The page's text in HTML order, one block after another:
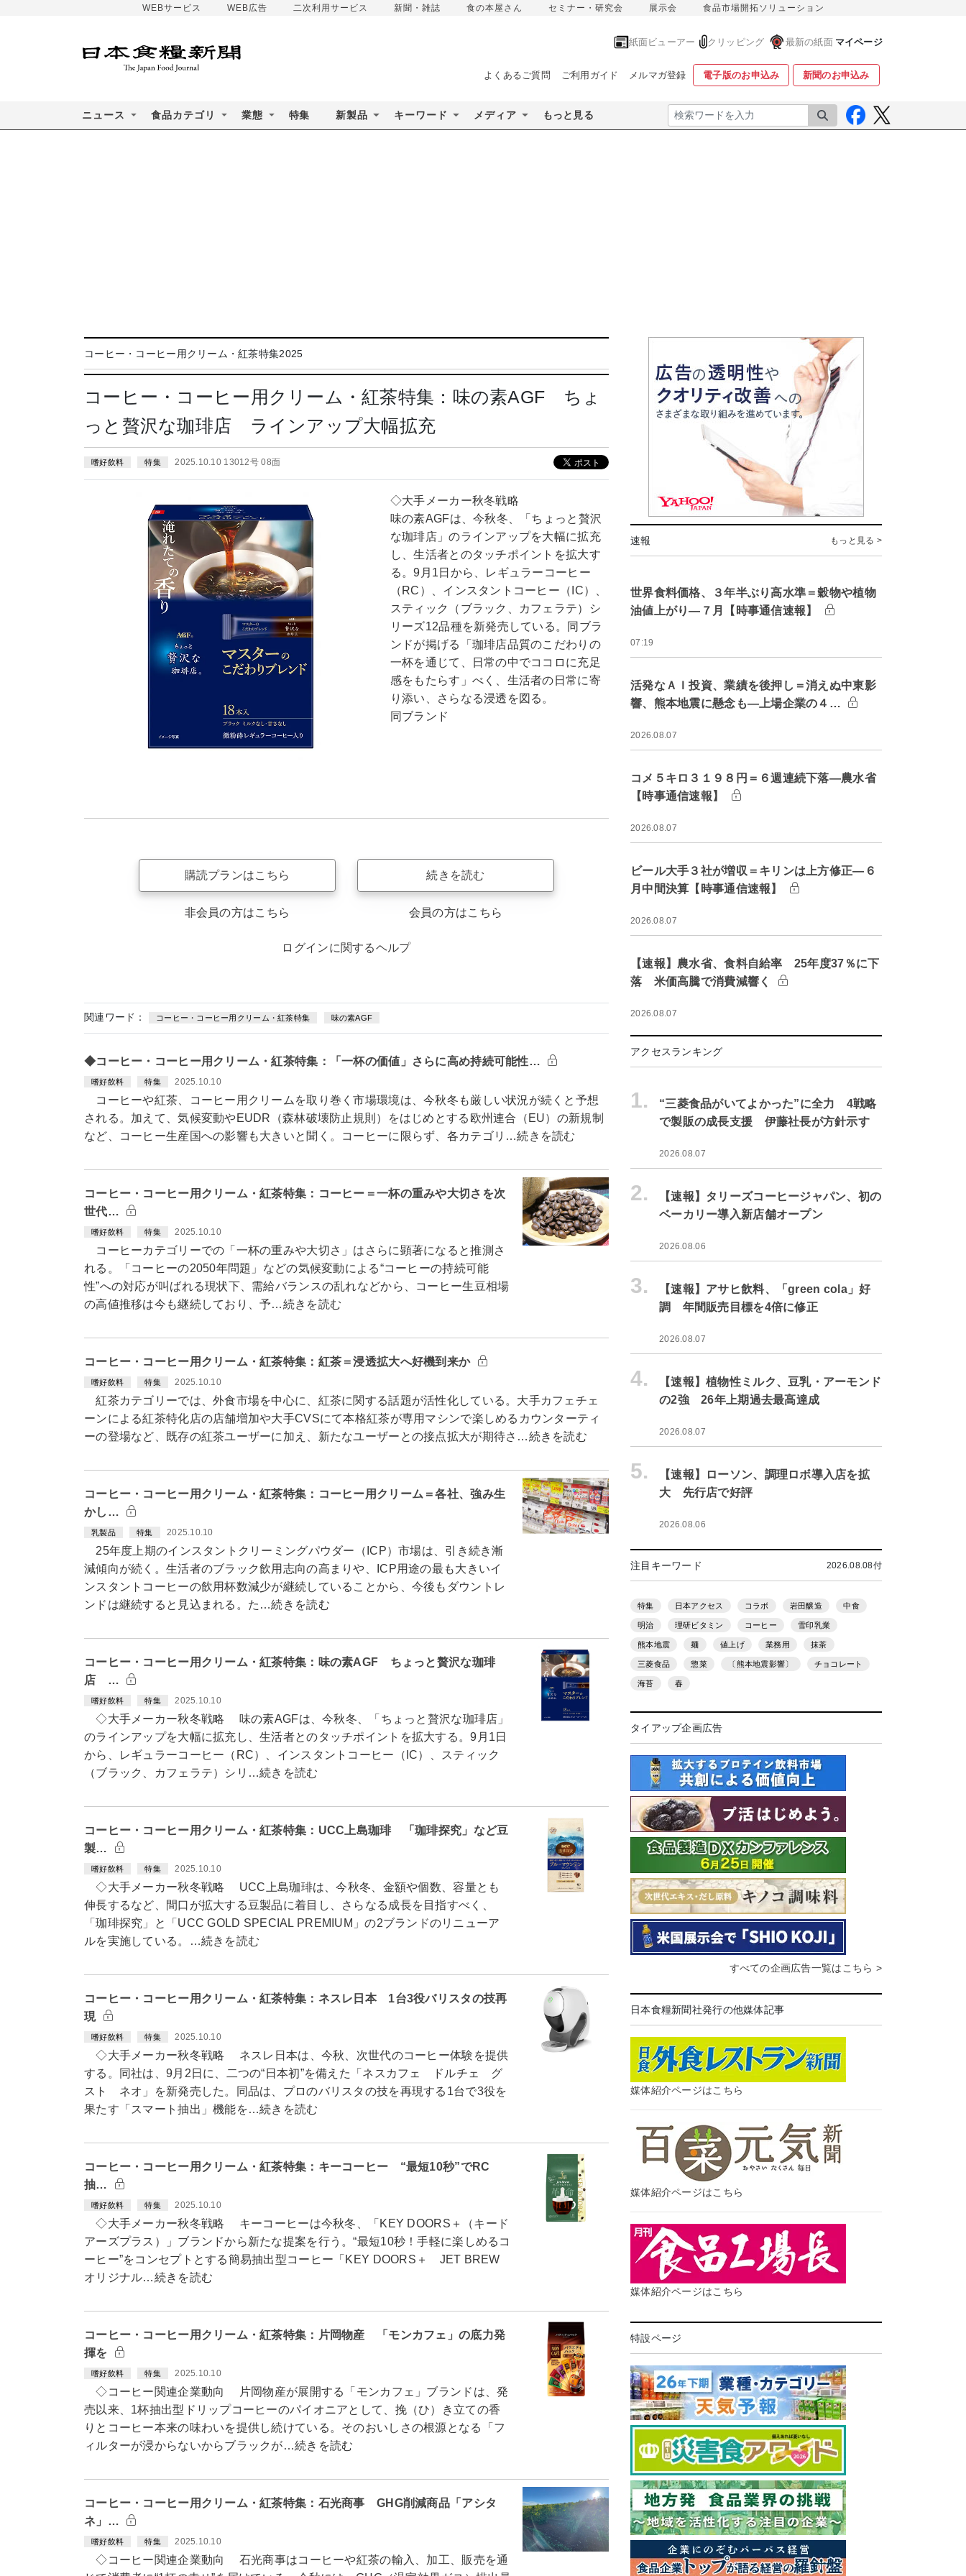
WEBサービス WEB広告 二次利用サービス 新聞・雑誌 食の本屋さん セミナー・研究会 展示会 食品市場開拓ソリューション
紙面ビューアー クリッピング 最新の紙面 マイページ
よくあるご質問 ご利用ガイド メルマガ登録 電子版のお申込み 新聞のお申込み
ニュース 食品カテゴリ 業態 特集 新製品 キーワード メディア もっと見る 検索
コーヒー・コーヒー用クリーム・紅茶特集2025
コーヒー・コーヒー用クリーム・紅茶特集：味の素AGF ちょ
っと贅沢な珈琲店 ラインアップ大幅拡充
嗜好飲料 特集 2025.10.10 13012号 08面
◇大手メーカー秋冬戦略
味の素AGFは、今秋冬、「ちょっと贅沢
な珈琲店」のラインアップを大幅に拡充
し、生活者とのタッチポイントを拡大す
る。9月1日から、レギュラーコーヒー
（RC）、インスタントコーヒー（IC）、
スティック（ブラック、カフェラテ）シ
リーズ12品種を新発売している。同ブラ
ンドが掲げる「珈琲店品質のこだわりの
一杯を通じて、日常の中でココロに充足
感をもたらす」べく、生活者の日常に寄
り添い、さらなる浸透を図る。
同ブランド
購読プランはこちら
非会員の方はこちら
続きを読む
会員の方はこちら
ログインに関するヘルプ
関連ワード： コーヒー・コーヒー用クリーム・紅茶特集 味の素AGF
◆コーヒー・コーヒー用クリーム・紅茶特集：「一杯の価値」さらに高め持続可能性…
嗜好飲料 特集 2025.10.10
コーヒーや紅茶、コーヒー用クリームを取り巻く市場環境は、今秋冬も厳しい状況が続くと予想
される。加えて、気候変動やEUDR（森林破壊防止規則）をはじめとする欧州連合（EU）の新規制
など、コーヒー生産国への影響も大きいと聞く。コーヒーに限らず、各カテゴリ…続きを読む
コーヒー・コーヒー用クリーム・紅茶特集：コーヒー＝一杯の重みや大切さを次
世代…
嗜好飲料 特集 2025.10.10
コーヒーカテゴリーでの「一杯の重みや大切さ」はさらに顕著になると推測さ
れる。「コーヒーの2050年問題」などの気候変動による“コーヒーの持続可能
性”への対応が叫ばれる現状下、需給バランスの乱れなどから、コーヒー生豆相場
の高値推移は今も継続しており、予…続きを読む
コーヒー・コーヒー用クリーム・紅茶特集：紅茶＝浸透拡大へ好機到来か
嗜好飲料 特集 2025.10.10
紅茶カテゴリーでは、外食市場を中心に、紅茶に関する話題が活性化している。大手カフェチェ
ーンによる紅茶特化店の店舗増加や大手CVSにて本格紅茶が専用マシンで楽しめるカウンターティ
ーの登場など、既存の紅茶ユーザーに加え、新たなユーザーとの接点拡大が期待さ…続きを読む
コーヒー・コーヒー用クリーム・紅茶特集：コーヒー用クリーム＝各社、強み生
かし…
乳製品 特集 2025.10.10
25年度上期のインスタントクリーミングパウダー（ICP）市場は、引き続き漸
減傾向が続く。生活者のブラック飲用志向の高まりや、ICP用途の最も大きいイ
ンスタントコーヒーの飲用杯数減少が継続していることから、今後もダウントレ
ンドは継続すると見込まれる。た…続きを読む
コーヒー・コーヒー用クリーム・紅茶特集：味の素AGF ちょっと贅沢な珈琲
店 …
嗜好飲料 特集 2025.10.10
◇大手メーカー秋冬戦略 味の素AGFは、今秋冬、「ちょっと贅沢な珈琲店」
のラインアップを大幅に拡充し、生活者とのタッチポイントを拡大する。9月1日
から、レギュラーコーヒー（RC）、インスタントコーヒー（IC）、スティック
（ブラック、カフェラテ）シリ…続きを読む
コーヒー・コーヒー用クリーム・紅茶特集：UCC上島珈琲 「珈琲探究」など豆
製…
嗜好飲料 特集 2025.10.10
◇大手メーカー秋冬戦略 UCC上島珈琲は、今秋冬、金額や個数、容量とも
伸長するなど、間口が拡大する豆製品に着目し、さらなる成長を目指すべく、
「珈琲探究」と「UCC GOLD SPECIAL PREMIUM」の2ブランドのリニューア
ルを実施している。…続きを読む
コーヒー・コーヒー用クリーム・紅茶特集：ネスレ日本 1台3役バリスタの技再
現
嗜好飲料 特集 2025.10.10
◇大手メーカー秋冬戦略 ネスレ日本は、今秋、次世代のコーヒー体験を提供
する。同社は、9月2日に、二つの“日本初”を備えた「ネスカフェ ドルチェ グ
スト ネオ」を新発売した。同品は、プロのバリスタの技を再現する1台で3役を
果たす「スマート抽出」機能を…続きを読む
コーヒー・コーヒー用クリーム・紅茶特集：キーコーヒー “最短10秒”でRC
抽…
嗜好飲料 特集 2025.10.10
◇大手メーカー秋冬戦略 キーコーヒーは今秋冬、「KEY DOORS＋（キード
アーズプラス）」ブランドから新たな提案を行う。“最短10秒！手軽に楽しめるコ
ーヒー”をコンセプトとする簡易抽出型コーヒー「KEY DOORS＋ JET BREW
オリジナル…続きを読む
コーヒー・コーヒー用クリーム・紅茶特集：片岡物産 「モンカフェ」の底力発
揮を
嗜好飲料 特集 2025.10.10
◇コーヒー関連企業動向 片岡物産が展開する「モンカフェ」ブランドは、発
売以来、1杯抽出型ドリップコーヒーのパイオニアとして、挽（ひ）き立ての香
りとコーヒー本来の味わいを提供し続けている。そのおいしさの根源となる「フ
ィルターが浸からないからブラックが…続きを読む
コーヒー・コーヒー用クリーム・紅茶特集：石光商事 GHG削減商品「アシタ
ネ」…
嗜好飲料 特集 2025.10.10
◇コーヒー関連企業動向 石光商事はコーヒーや紅茶の輸入、加工、販売を通
速報 もっと見る >
世界食料価格、３年半ぶり高水準＝穀物や植物
油値上がり―７月【時事通信速報】
07:19
活発なＡＩ投資、業績を後押し＝消えぬ中東影
響、熊本地震に懸念も―上場企業の４…
2026.08.07
コメ５キロ３１９８円＝６週連続下落―農水省
【時事通信速報】
2026.08.07
ビール大手３社が増収＝キリンは上方修正―６
月中間決算【時事通信速報】
2026.08.07
【速報】農水省、食料自給率 25年度37％に下
落 米価高騰で消費減響く
2026.08.07
アクセスランキング
1.
“三菱食品がいてよかった”に全力 4戦略
で製販の成長支援 伊藤社長が方針示す
2026.08.07
2.
【速報】タリーズコーヒージャパン、初の
ベーカリー導入新店舗オープン
2026.08.06
3.
【速報】アサヒ飲料、「green cola」好
調 年間販売目標を4倍に修正
2026.08.07
4.
【速報】植物性ミルク、豆乳・アーモンド
の2強 26年上期過去最高達成
2026.08.07
5.
【速報】ローソン、調理ロボ導入店を拡
大 先行店で好評
2026.08.06
注目キーワード 2026.08.08付
特集 日本アクセス コラボ 岩田醸造 中食
明治 理研ビタミン コーヒー 雪印乳業
熊本地震 麺 値上げ 業務用 抹茶
三菱食品 惣菜 〔熊本地震影響〕 チョコレート
海苔 春
タイアップ企画広告
すべての企画広告一覧はこちら >
日本食糧新聞社発行の他媒体記事
媒体紹介ページはこちら
媒体紹介ページはこちら
媒体紹介ページはこちら
特設ページ